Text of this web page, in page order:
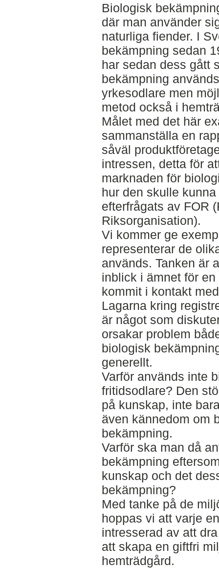
Biologisk
där man använder
naturliga fiender. I
bekämpning sedan
har sedan dess gått
bekämpning
yrkesodlare men
metod också i
Målet med det här
sammanställa en
såväl
intressen, detta för
marknaden för
hur den skulle
efterfrågats av FOR
Riksorganisation).
Vi kommer ge
representerar de
används. Tanken är
inblick i ämnet för
kommit i kontakt
Lagarna kring
är något som
orsakar problem
biologisk
generellt.
Varför används inte
fritidsodlare? Den
på kunskap, inte
även kännedom om
bekämpning.
Varför ska man då
bekämpning
kunskap och det
bekämpning?
Med tanke på de
hoppas vi att varje
intresserad av att
att skapa en giftfri
hemträdgård.